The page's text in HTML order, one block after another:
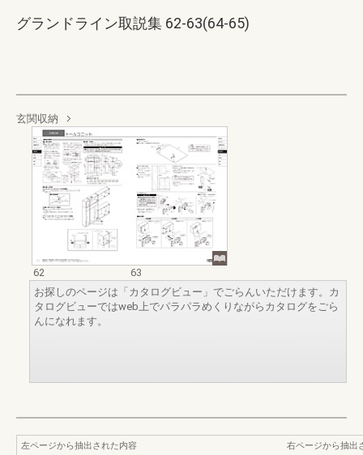
グランドライン取説集 62-63(64-65)
玄関収納
62
63
お探しのページは「カタログビュー」でごらんいただけます。カ
タログビューではweb上でパラパラめくりながらカタログをごら
んになれます。
左ページから抽出された内容
右ページから抽出